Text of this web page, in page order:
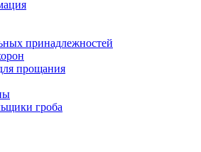
принадлежностей
прощания
гроба